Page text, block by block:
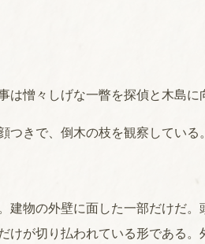
憎々しげな一瞥を探偵と木島に
きで、倒木の枝を観察している。
物の外壁に面した一部だけだ。
けが切り払われている形である